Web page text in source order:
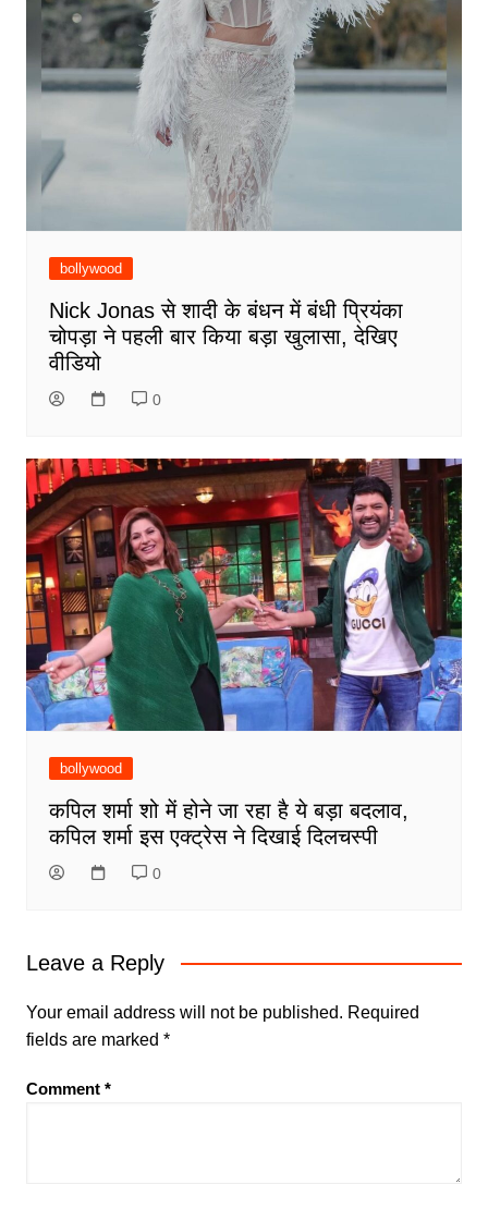
bollywood
Nick Jonas से शादी के बंधन में बंधी प्रियंका
चोपड़ा ने पहली बार किया बड़ा खुलासा, देखिए
वीडियो
0
bollywood
कपिल शर्मा शो में होने जा रहा है ये बड़ा बदलाव,
कपिल शर्मा इस एक्ट्रेस ने दिखाई दिलचस्पी
0
Leave a Reply
Your email address will not be published. Required
fields are marked *
Comment *